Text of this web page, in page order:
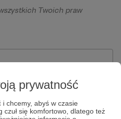
prywatność
chcemy, abyś w czasie
czuł się komfortowo, dlatego też
będą przetwarzane w
umowy zawartej z Tobą, w
dokonywania oraz
platformie oraz
Twoich praw
o ochronie
zautomatyzowanemu
przetwarzania Twoich danych
osób niepełnoletnich możliwa
formularza "Zgodna na
niepełnoletnią", formularz